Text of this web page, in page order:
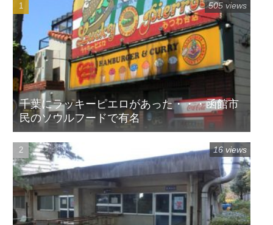
千葉にラッキーピエロがあった・・・函館市
民のソウルフードで有名
505 views
16 views